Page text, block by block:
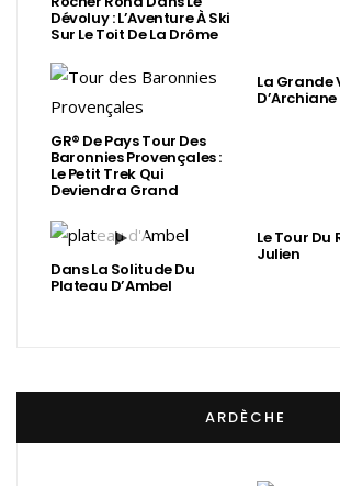
Dévoluy : L’Aventure À Ski
Sur Le Toit De La Drôme
GR® De Pays Tour Des
Baronnies Provençales :
Le Petit Trek Qui
Deviendra Grand
La Grande
D’Archiane
Dans La Solitude Du
Plateau D’Ambel
Le Tour
Julien
ARDÈCHE